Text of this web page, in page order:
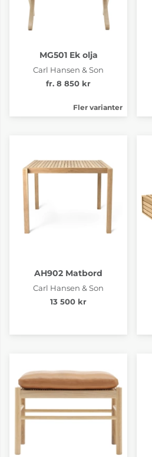
MG501 Ek olja
Carl Hansen & Son
fr. 8 850 kr
Fler varianter
AH902 Matbord
Carl Hansen & Son
13 500 kr